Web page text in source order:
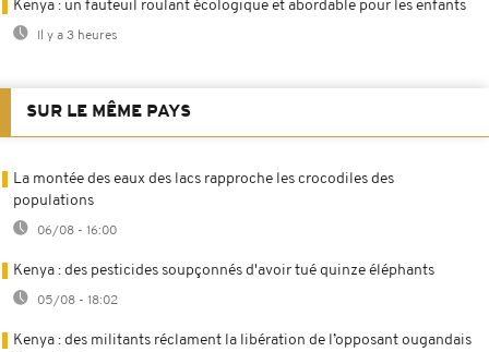
Kenya : un fauteuil roulant écologique et abordable pour les enfants
Il y a 3 heures
SUR LE MÊME PAYS
La montée des eaux des lacs rapproche les crocodiles des
populations
06/08 - 16:00
Kenya : des pesticides soupçonnés d'avoir tué quinze éléphants
05/08 - 18:02
Kenya : des militants réclament la libération de l’opposant ougandais